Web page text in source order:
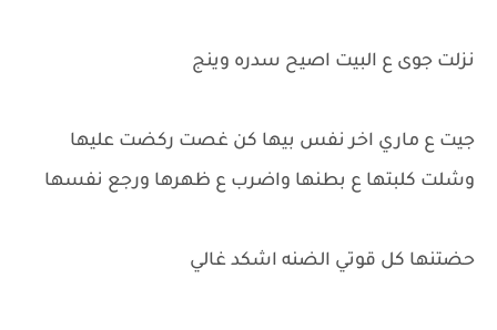
نزلت جوى ع البيت اصيح سدره وينج
جيت ع ماري اخر نفس بيها كن غصت ركضت عليها
وشلت كلبتها ع بطنها واضرب ع ظهرها ورجع نفسها
حضتنها كل قوتي الضنه اشكد غالي